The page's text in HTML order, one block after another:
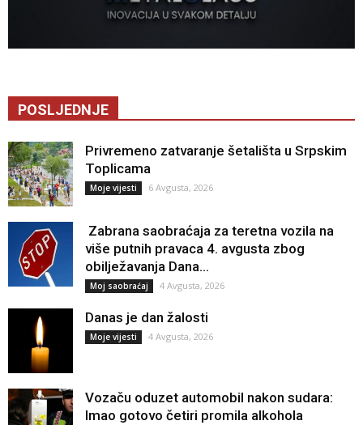
POSLJEDNJE
Privremeno zatvaranje šetališta u Srpskim
Toplicama
Moje vijesti 6 Avgusta, 2026
Zabrana saobraćaja za teretna vozila na
više putnih pravaca 4. avgusta zbog
obilježavanja Dana...
Moj saobraćaj 4 Avgusta, 2026
Danas je dan žalosti
Moje vijesti 4 Avgusta, 2026
Vozaču oduzet automobil nakon sudara:
Imao gotovo četiri promila alkohola